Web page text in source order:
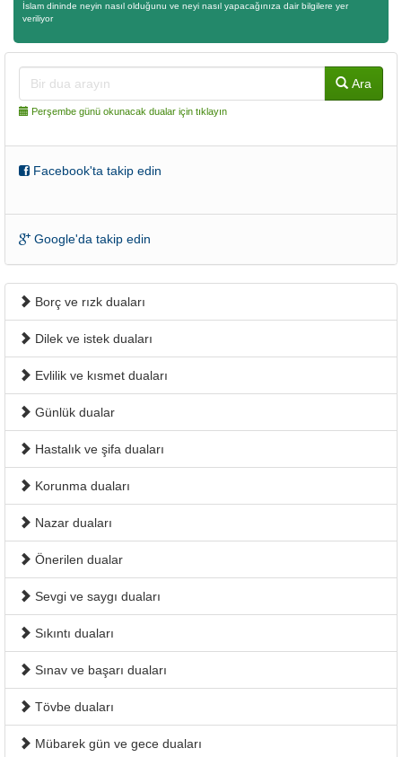
İslam dininde neyin nasıl olduğunu ve neyi nasıl yapacağınıza dair bilgilere yer
veriliyor
Ara
Perşembe günü okunacak dualar için tıklayın
Facebook'ta takip edin
Google'da takip edin
Borç ve rızk duaları
Dilek ve istek duaları
Evlilik ve kısmet duaları
Günlük dualar
Hastalık ve şifa duaları
Korunma duaları
Nazar duaları
Önerilen dualar
Sevgi ve saygı duaları
Sıkıntı duaları
Sınav ve başarı duaları
Tövbe duaları
Mübarek gün ve gece duaları